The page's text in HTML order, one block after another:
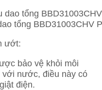
tổng BBD31003CHV
ướt:
bảo vệ khỏi môi
nước, điều này có
điện.